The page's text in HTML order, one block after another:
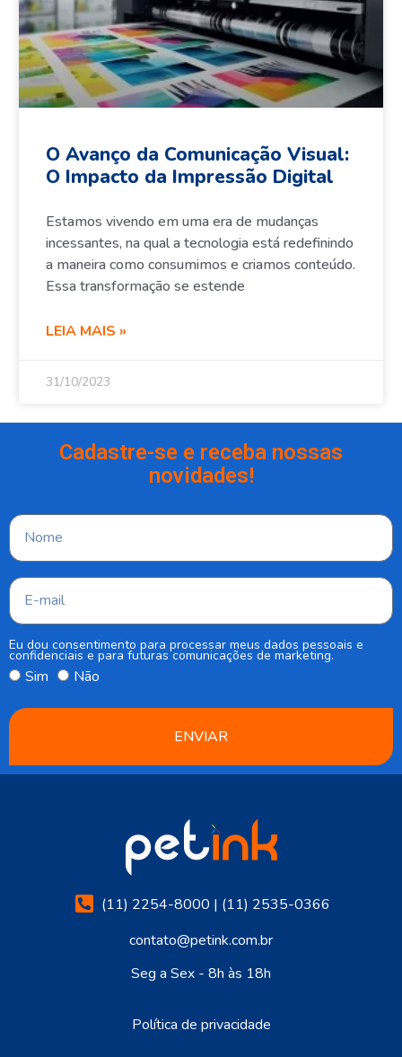
O Avanço da Comunicação Visual:
O Impacto da Impressão Digital
Estamos vivendo em uma era de mudanças
incessantes, na qual a tecnologia está redefinindo
a maneira como consumimos e criamos conteúdo.
Essa transformação se estende
LEIA MAIS »
31/10/2023
Cadastre-se e receba nossas
novidades!
Eu dou consentimento para processar meus dados pessoais e
confidenciais e para futuras comunicações de marketing.
Sim Não
ENVIAR
(11) 2254-8000 | (11) 2535-0366
contato@petink.com.br
Seg a Sex - 8h às 18h
Política de privacidade